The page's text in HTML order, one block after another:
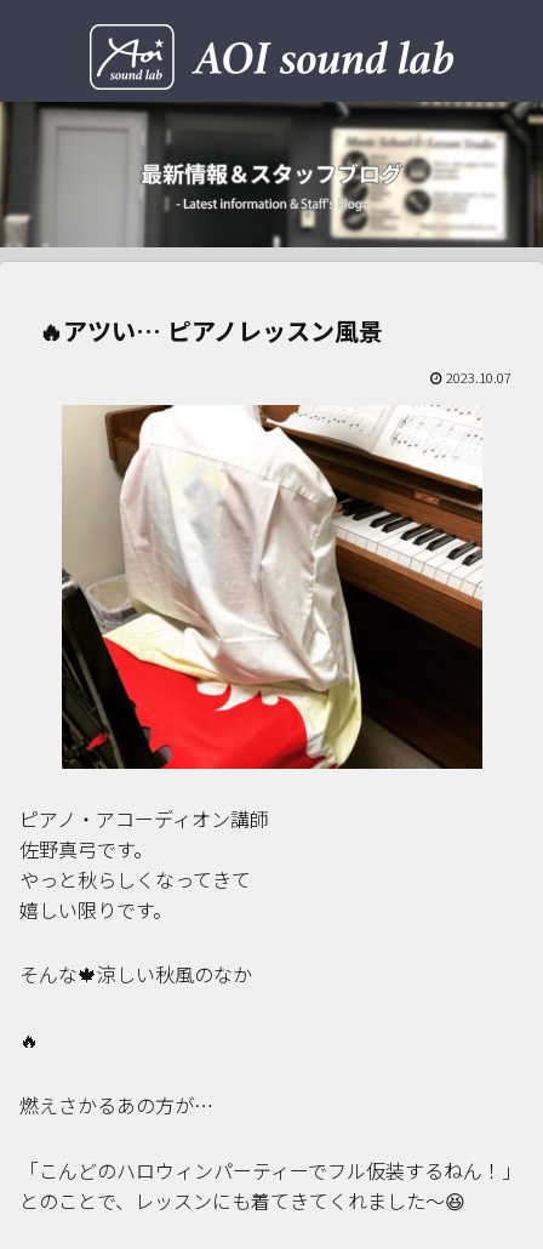
🔥アツい… ピアノレッスン風景
2023.10.07
ピアノ・アコーディオン講師
佐野真弓です。
やっと秋らしくなってきて
嬉しい限りです。
そんな🍁涼しい秋風のなか
🔥
燃えさかるあの方が…
「こんどのハロウィンパーティーでフル仮装するねん！」
とのことで、レッスンにも着てきてくれました〜😆